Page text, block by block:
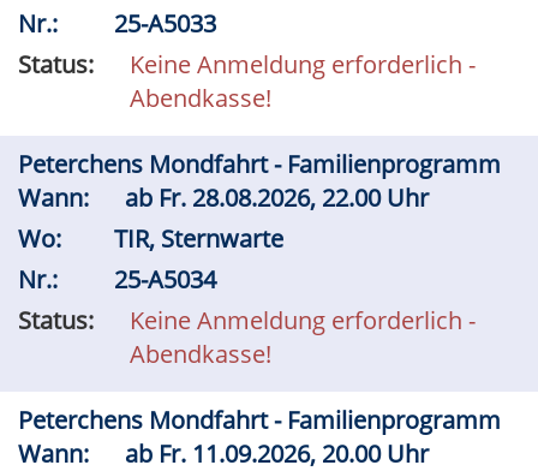
Nr.:
25-A5033
Status:
Keine Anmeldung erforderlich -
Abendkasse!
Peterchens Mondfahrt - Familienprogramm
Wann:
ab Fr. 28.08.2026, 22.00 Uhr
Wo:
TIR, Sternwarte
Nr.:
25-A5034
Status:
Keine Anmeldung erforderlich -
Abendkasse!
Peterchens Mondfahrt - Familienprogramm
Wann:
ab Fr. 11.09.2026, 20.00 Uhr